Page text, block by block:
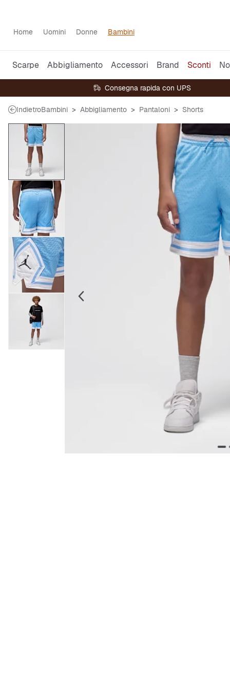
Home Uomini Donne Bambini
Scarpe Abbigliamento Accessori Brand Sconti
Consegna rapida con UPS
IndietroBambini Abbigliamento Pantaloni Shorts